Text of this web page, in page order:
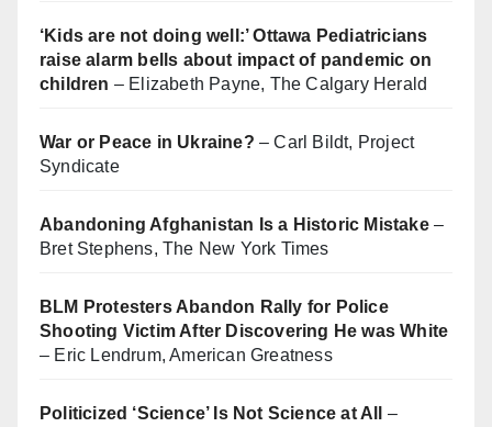
‘Kids are not doing well:’ Ottawa Pediatricians
raise alarm bells about impact of pandemic on
children – Elizabeth Payne, The Calgary Herald
War or Peace in Ukraine? – Carl Bildt, Project
Syndicate
Abandoning Afghanistan Is a Historic Mistake–
Bret Stephens, The New York Times
BLM Protesters Abandon Rally for Police
Shooting Victim After Discovering He was White
– Eric Lendrum, American Greatness
Politicized ‘Science’ Is Not Science at All
–